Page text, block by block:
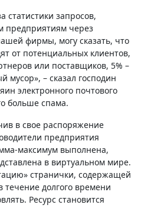
статистики запросов,
предприятиям через
фирмы, могу сказать, что
от потенциальных клиентов,
или поставщиков, 5% –
мусор», – сказал господин
электронного почтового
больше спама.
в свое распоряжение
предприятия
максимум выполнена,
в виртуальном мире.
странички, содержащей
долгого времени
Ресурс становится